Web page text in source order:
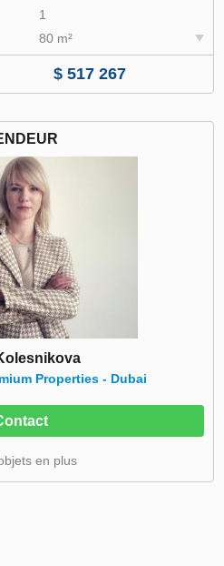
1
80 m²
$ 517 267
Properties - Dubai
en plus